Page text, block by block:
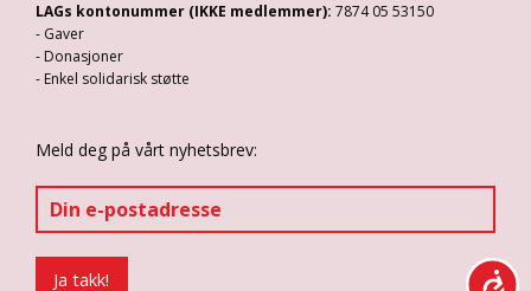
LAGs kontonummer (IKKE medlemmer): 7874 05 53150
- Gaver
- Donasjoner
- Enkel solidarisk støtte
Meld deg på vårt nyhetsbrev: